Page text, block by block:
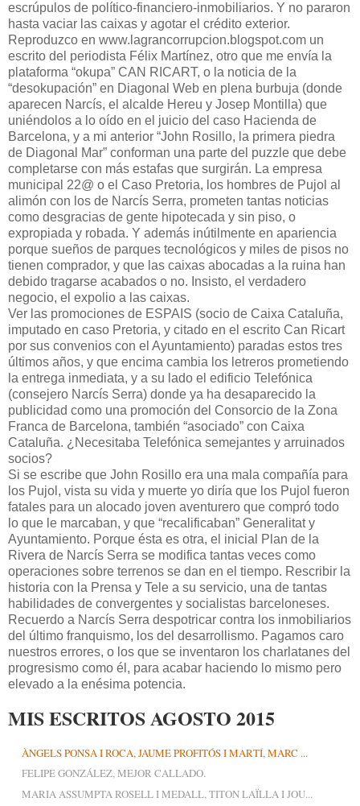
escrúpulos de político-financiero-inmobiliarios. Y no pararon
hasta vaciar las caixas y agotar el crédito exterior.
Reproduzco en www.lagrancorrupcion.blogspot.com un
escrito del periodista Félix Martínez, otro que me envía la
plataforma “okupa” CAN RICART, o la noticia de la
“desokupación” en Diagonal Web en plena burbuja (donde
aparecen Narcís, el alcalde Hereu y Josep Montilla) que
uniéndolos a lo oído en el juicio del caso Hacienda de
Barcelona, y a mi anterior “John Rosillo, la primera piedra
de Diagonal Mar” conforman una parte del puzzle que debe
completarse con más estafas que surgirán. La empresa
municipal 22@ o el Caso Pretoria, los hombres de Pujol al
alimón con los de Narcís Serra, prometen tantas noticias
como desgracias de gente hipotecada y sin piso, o
expropiada y robada. Y además inútilmente en apariencia
porque sueños de parques tecnológicos y miles de pisos no
tienen comprador, y que las caixas abocadas a la ruina han
debido tragarse acabados o no. Insisto, el verdadero
negocio, el expolio a las caixas.
Ver las promociones de ESPAIS (socio de Caixa Cataluña,
imputado en caso Pretoria, y citado en el escrito Can Ricart
por sus convenios con el Ayuntamiento) paradas estos tres
últimos años, y que encima cambia los letreros prometiendo
la entrega inmediata, y a su lado el edificio Telefónica
(consejero Narcís Serra) donde ya ha desaparecido la
publicidad como una promoción del Consorcio de la Zona
Franca de Barcelona, también “asociado” con Caixa
Cataluña. ¿Necesitaba Telefónica semejantes y arruinados
socios?
Si se escribe que John Rosillo era una mala compañía para
los Pujol, vista su vida y muerte yo diría que los Pujol fueron
fatales para un alocado joven aventurero que compró todo
lo que le marcaban, y que “recalificaban” Generalitat y
Ayuntamiento. Porque ésta es otra, el inicial Plan de la
Rivera de Narcís Serra se modifica tantas veces como
operaciones sobre terrenos se dan en el tiempo. Rescribir la
historia con la Prensa y Tele a su servicio, una de tantas
habilidades de convergentes y socialistas barceloneses.
Recuerdo a Narcís Serra despotricar contra los inmobiliarios
del último franquismo, los del desarrollismo. Pagamos caro
nuestros errores, o los que se inventaron los charlatanes del
progresismo como él, para acabar haciendo lo mismo pero
elevado a la enésima potencia.
MIS ESCRITOS AGOSTO 2015
ÀNGELS PONSA I ROCA, JAUME PROFITÓS I MARTÍ, MARC ...
FELIPE GONZÁLEZ, MEJOR CALLADO.
MARIA ASSUMPTA ROSELL I MEDALL, TITON LAÏLLA I JOU...